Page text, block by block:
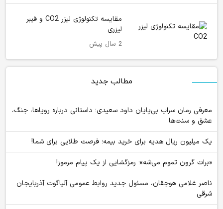
مقایسه تکنولوژی لیزر CO2 و فیبر
لیزری
2 سال پیش
مطالب جدید
معرفی رمان سراب بی‌پایان داود سعیدی؛ داستانی درباره رویاها، جنگ،
عشق و سنت‌ها
یک میلیون ریال هدیه برای خرید بیمه؛ فرصت طلایی برای شما!
«برات گرون تموم می‌شه»؛ رمزگشایی از یک پیام مرموز!
ناصر غلامی هوجقان، مسئول جدید روابط عمومی آلپاگوت آذربایجان
شرقی